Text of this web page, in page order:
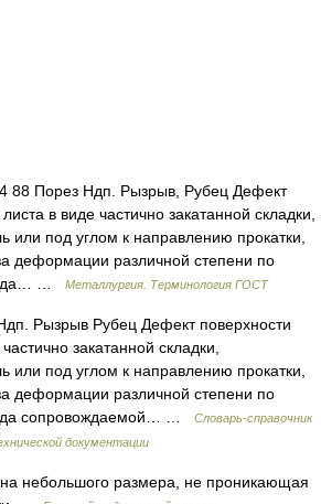
Порез Ндп. Рызрыв, Рубец Дефект
в виде частично закатанной складки,
или под углом к направлению прокатки,
деформации различной степени по
…
Металлургия. Терминология ГОСТ
Рызрыв Рубец Дефект поверхности
закатанной складки,
или под углом к направлению прокатки,
деформации различной степени по
сопровождаемой… …
Словарь-справочник
документации
небольшого размера, не проникающая